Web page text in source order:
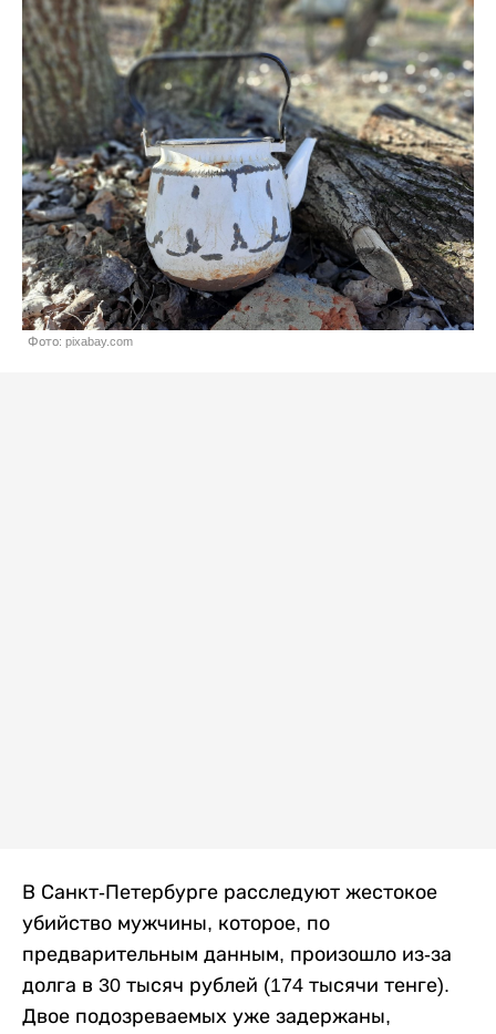
Фото: pixabay.com
В Санкт-Петербурге расследуют жестокое
убийство мужчины, которое, по
предварительным данным, произошло из-за
долга в 30 тысяч рублей (174 тысячи тенге).
Двое подозреваемых уже задержаны,